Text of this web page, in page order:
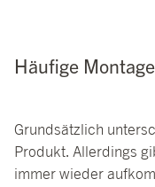
Häufige
Grundsätzlich
Produkt. Allerdings
immer wieder